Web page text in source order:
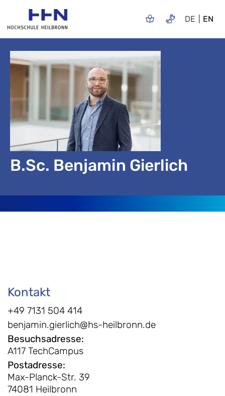
DE EN
B.Sc. Benjamin Gierlich
Kontakt
+49 7131 504 414
benjamin.gierlich@hs-heilbronn.de
Besuchsadresse:
A117 TechCampus
Postadresse:
Max-Planck-Str. 39
74081 Heilbronn